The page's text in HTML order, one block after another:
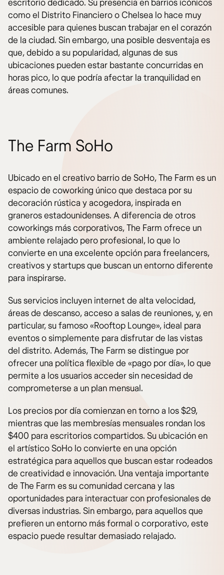
escritorio dedicado. Su presencia en barrios icónicos
como el Distrito Financiero o Chelsea lo hace muy
accesible para quienes buscan trabajar en el corazón
de la ciudad. Sin embargo, una posible desventaja es
que, debido a su popularidad, algunas de sus
ubicaciones pueden estar bastante concurridas en
horas pico, lo que podría afectar la tranquilidad en
áreas comunes.
The Farm SoHo
Ubicado en el creativo barrio de SoHo, The Farm es un
espacio de coworking único que destaca por su
decoración rústica y acogedora, inspirada en
graneros estadounidenses. A diferencia de otros
coworkings más corporativos, The Farm ofrece un
ambiente relajado pero profesional, lo que lo
convierte en una excelente opción para freelancers,
creativos y startups que buscan un entorno diferente
para inspirarse.
Sus servicios incluyen internet de alta velocidad,
áreas de descanso, acceso a salas de reuniones, y, en
particular, su famoso «Rooftop Lounge», ideal para
eventos o simplemente para disfrutar de las vistas
del distrito. Además, The Farm se distingue por
ofrecer una política flexible de «pago por día», lo que
permite a los usuarios acceder sin necesidad de
comprometerse a un plan mensual.
Los precios por día comienzan en torno a los $29,
mientras que las membresías mensuales rondan los
$400 para escritorios compartidos. Su ubicación en
el artístico SoHo lo convierte en una opción
estratégica para aquellos que buscan estar rodeados
de creatividad e innovación. Una ventaja importante
de The Farm es su comunidad cercana y las
oportunidades para interactuar con profesionales de
diversas industrias. Sin embargo, para aquellos que
prefieren un entorno más formal o corporativo, este
espacio puede resultar demasiado relajado.